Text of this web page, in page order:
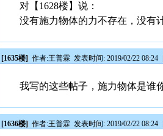
对【1628楼】说：
没有施力物体的力不存在，没有
[1635楼] 作者:王普霖 发表时间: 2019/02/22 08:24
我写的这些帖子，施力物体是谁
[1636楼] 作者:王普霖 发表时间: 2019/02/22 08:24